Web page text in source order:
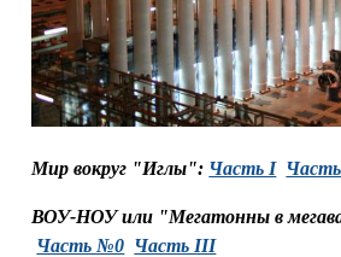
Мир вокруг "Иглы": Часть I
ВОУ-НОУ или "Мегатонны в
Часть №0 Часть III